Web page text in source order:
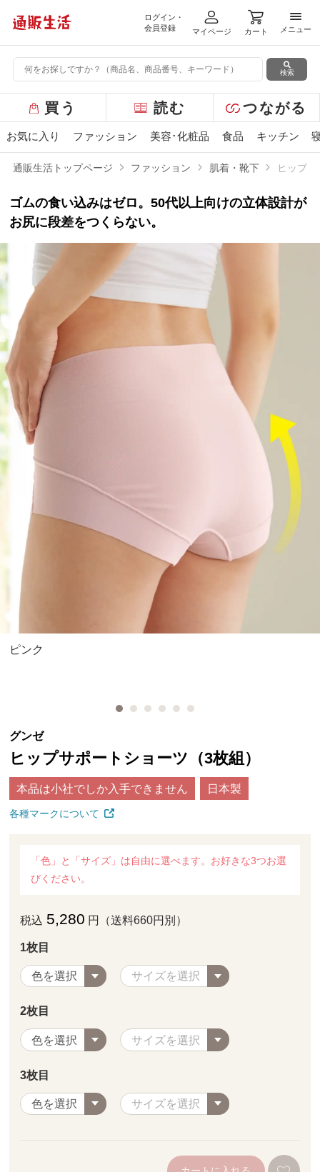
ログイン・
会員登録
マイページ カート
メニ
メニュー
検索
ー
バ
ュ
ー
買う 読む つながる
お気に入り ファッション 美容･化粧品 食品 キッチン
通販生活トップページ ファッション 肌着・靴下 ヒップ
ゴムの食い込みはゼロ。50代以上向けの立体設計が
お尻に段差をつくらない。
ピンク
グンゼ
ヒップサポートショーツ（3枚組）
本品は小社でしか入手できません 日本製
各種マークについて
「色」と「サイズ」は自由に選べます。お好きな3つお選
びください。
税込 5,280 円（送料660円別）
1枚目
2枚目
3枚目